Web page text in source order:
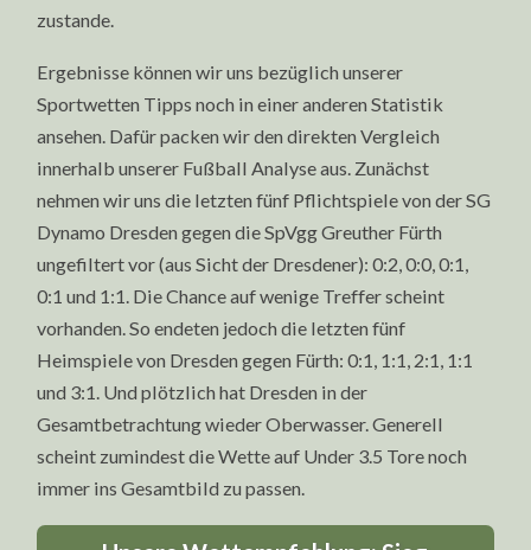
zustande.
Ergebnisse können wir uns bezüglich unserer
Sportwetten Tipps noch in einer anderen Statistik
ansehen. Dafür packen wir den direkten Vergleich
innerhalb unserer Fußball Analyse aus. Zunächst
nehmen wir uns die letzten fünf Pflichtspiele von der SG
Dynamo Dresden gegen die SpVgg Greuther Fürth
ungefiltert vor (aus Sicht der Dresdener): 0:2, 0:0, 0:1,
0:1 und 1:1. Die Chance auf wenige Treffer scheint
vorhanden. So endeten jedoch die letzten fünf
Heimspiele von Dresden gegen Fürth: 0:1, 1:1, 2:1, 1:1
und 3:1. Und plötzlich hat Dresden in der
Gesamtbetrachtung wieder Oberwasser. Generell
scheint zumindest die Wette auf Under 3.5 Tore noch
immer ins Gesamtbild zu passen.